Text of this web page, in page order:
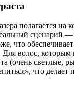
полагается на
сценарий —
что
волос, которым
(очень светлые,
что